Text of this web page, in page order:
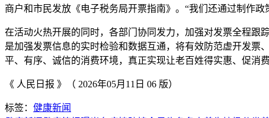
商户和市民发放《电子税务局开票指南》。“我们还通过制作
在活动火热开展的同时，各部门协同发力，加强对发票全程跟
是加强发票信息的实时检验和数据互通，将有效防范虚开发票
平、有序、诚信的消费环境，真正实现让老百姓得实惠、促消
《 人民日报 》（ 2026年05月11日 06 版）
标签： 健康新闻